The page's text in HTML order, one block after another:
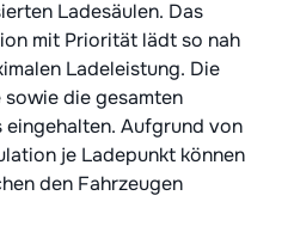
Ladesäulen. Das
mit Priorität lädt so nah
Ladeleistung. Die
sowie die gesamten
Aufgrund von
je Ladepunkt können
den Fahrzeugen